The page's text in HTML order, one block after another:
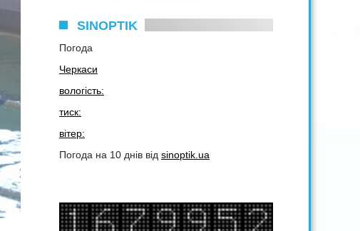
SINOPTIK
Погода
Черкаси
вологість:
тиск:
вітер:
Погода на 10 днів від sinoptik.ua